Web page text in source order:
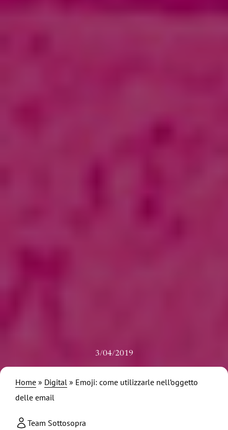
3/04/2019
Home » Digital » Emoji: come utilizzarle nell’oggetto
delle email
Team Sottosopra